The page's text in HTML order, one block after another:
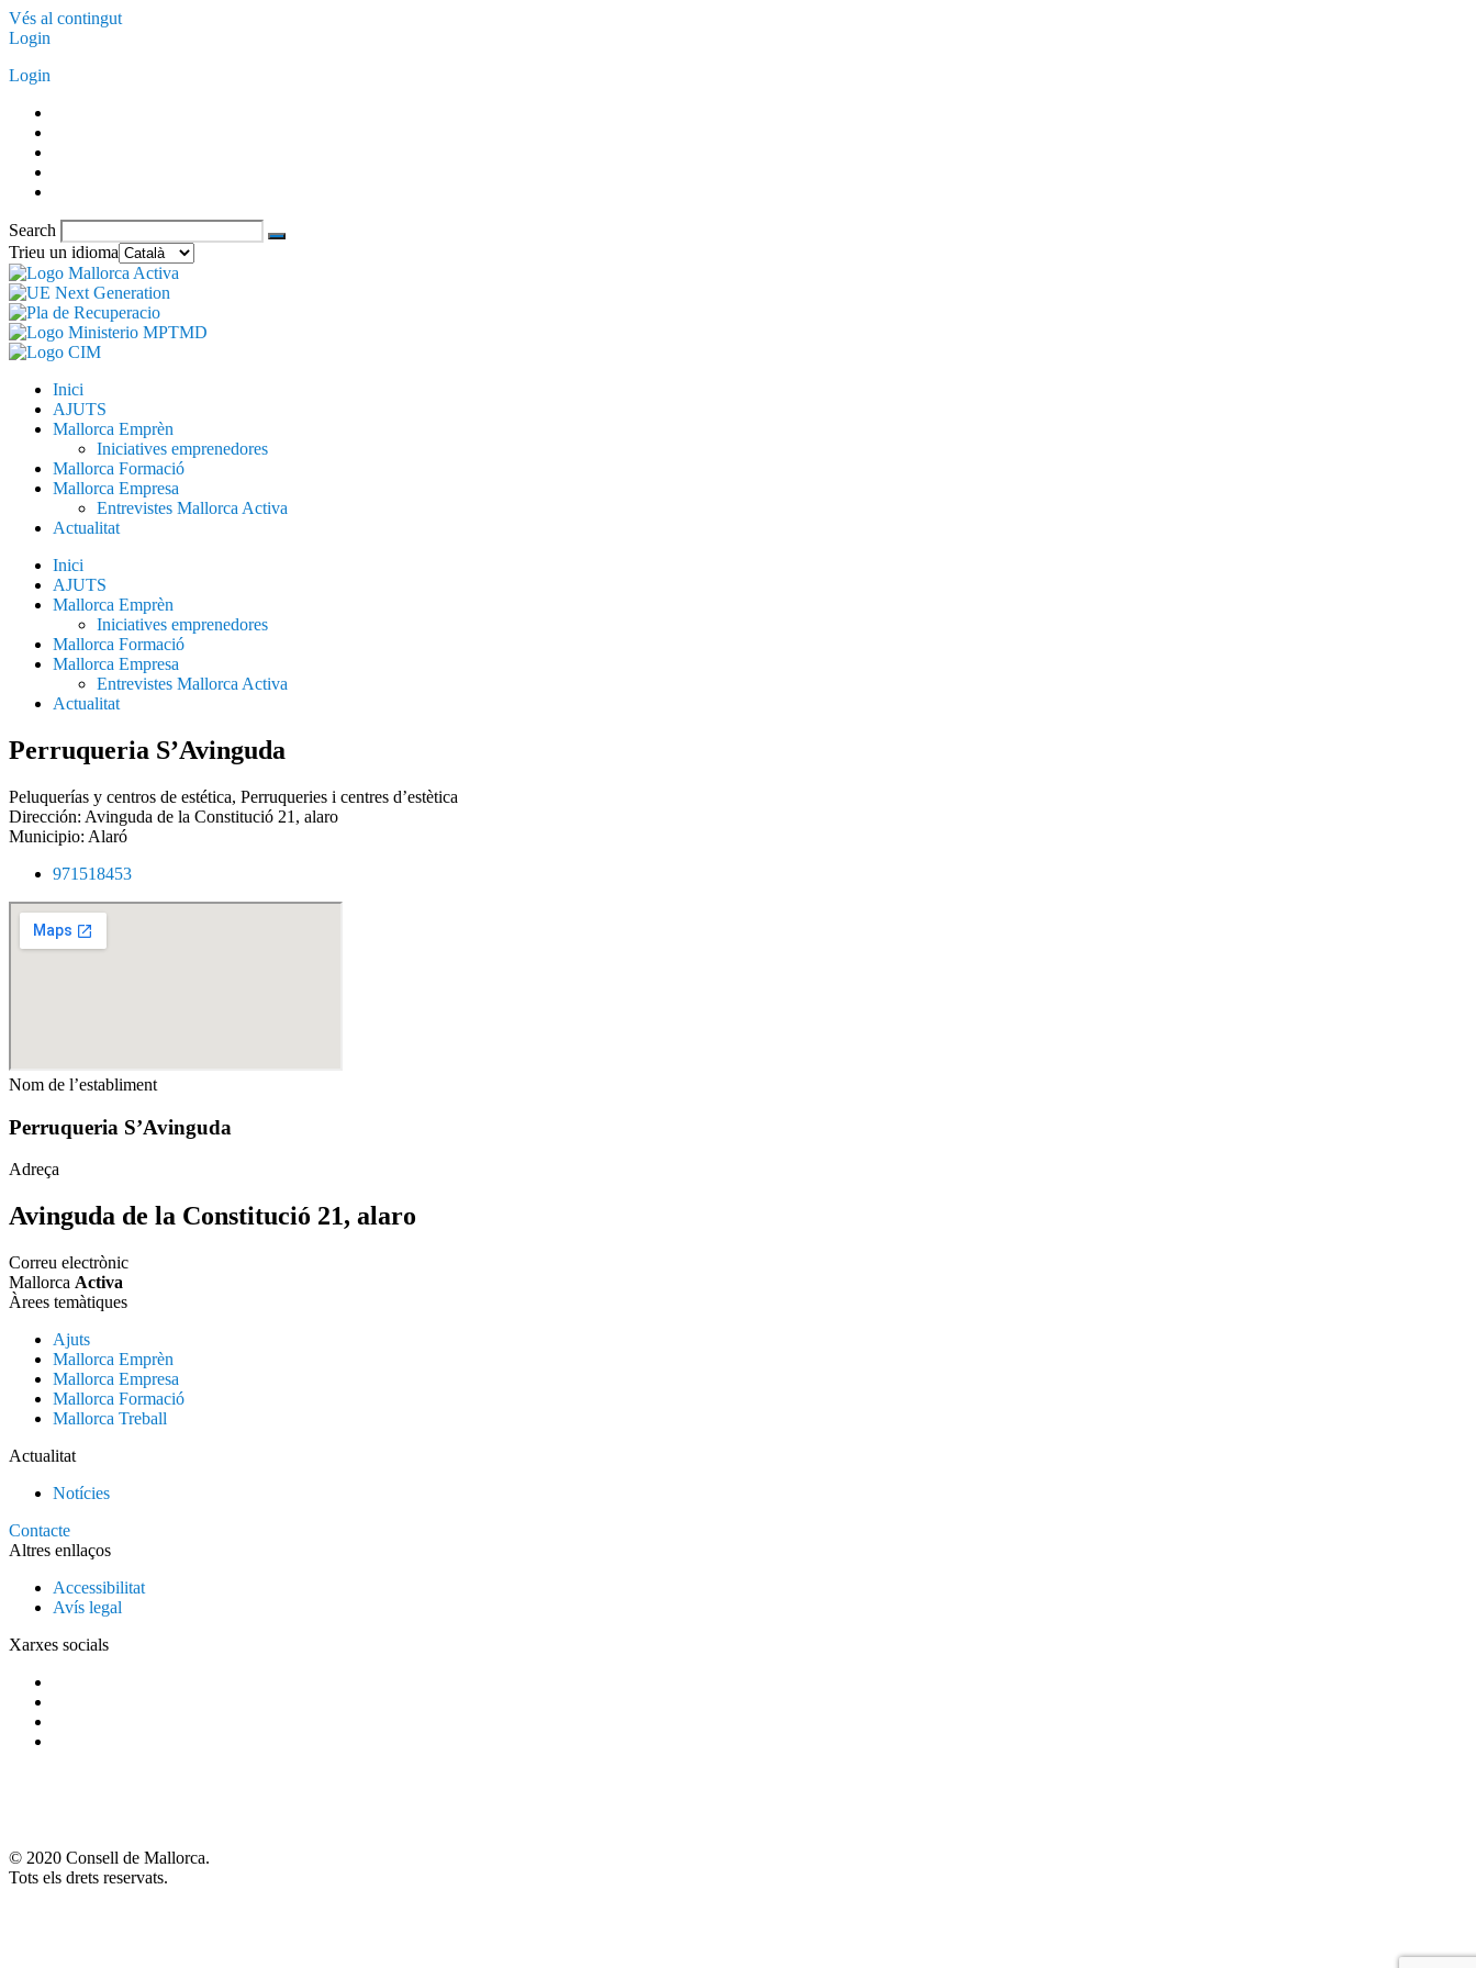
Vés al contingut
Login
Login
Search
Trieu un idioma
Inici
AJUTS
Mallorca Emprèn
Iniciatives emprenedores
Mallorca Formació
Mallorca Empresa
Entrevistes Mallorca Activa
Actualitat
Inici
AJUTS
Mallorca Emprèn
Iniciatives emprenedores
Mallorca Formació
Mallorca Empresa
Entrevistes Mallorca Activa
Actualitat
Perruqueria S’Avinguda
Peluquerías y centros de estética, Perruqueries i centres d’estètica
Dirección: Avinguda de la Constitució 21, alaro
Municipio: Alaró
971518453
Nom de l’establiment
Perruqueria S’Avinguda
Adreça
Avinguda de la Constitució 21, alaro
Correu electrònic
Mallorca Activa
Àrees temàtiques
Ajuts
Mallorca Emprèn
Mallorca Empresa
Mallorca Formació
Mallorca Treball
Actualitat
Notícies
Contacte
Altres enllaços
Accessibilitat
Avís legal
Xarxes socials
© 2020 Consell de Mallorca.
Tots els drets reservats.